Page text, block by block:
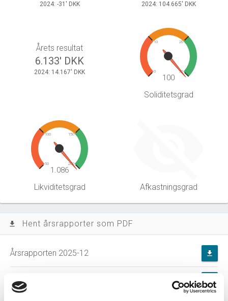
2024: -31' DKK 2024: 104.665' DKK
Årets resultat
6.133' DKK
2024: 14.167' DKK 0
10 20
30
100
Soliditetsgrad
50
100 150
200
1.086
Likviditetsgrad Afkastningsgrad
file_download Hent årsrapporter som PDF
Årsrapporten 2025-12 file_download
Årsrapporten 2024-12